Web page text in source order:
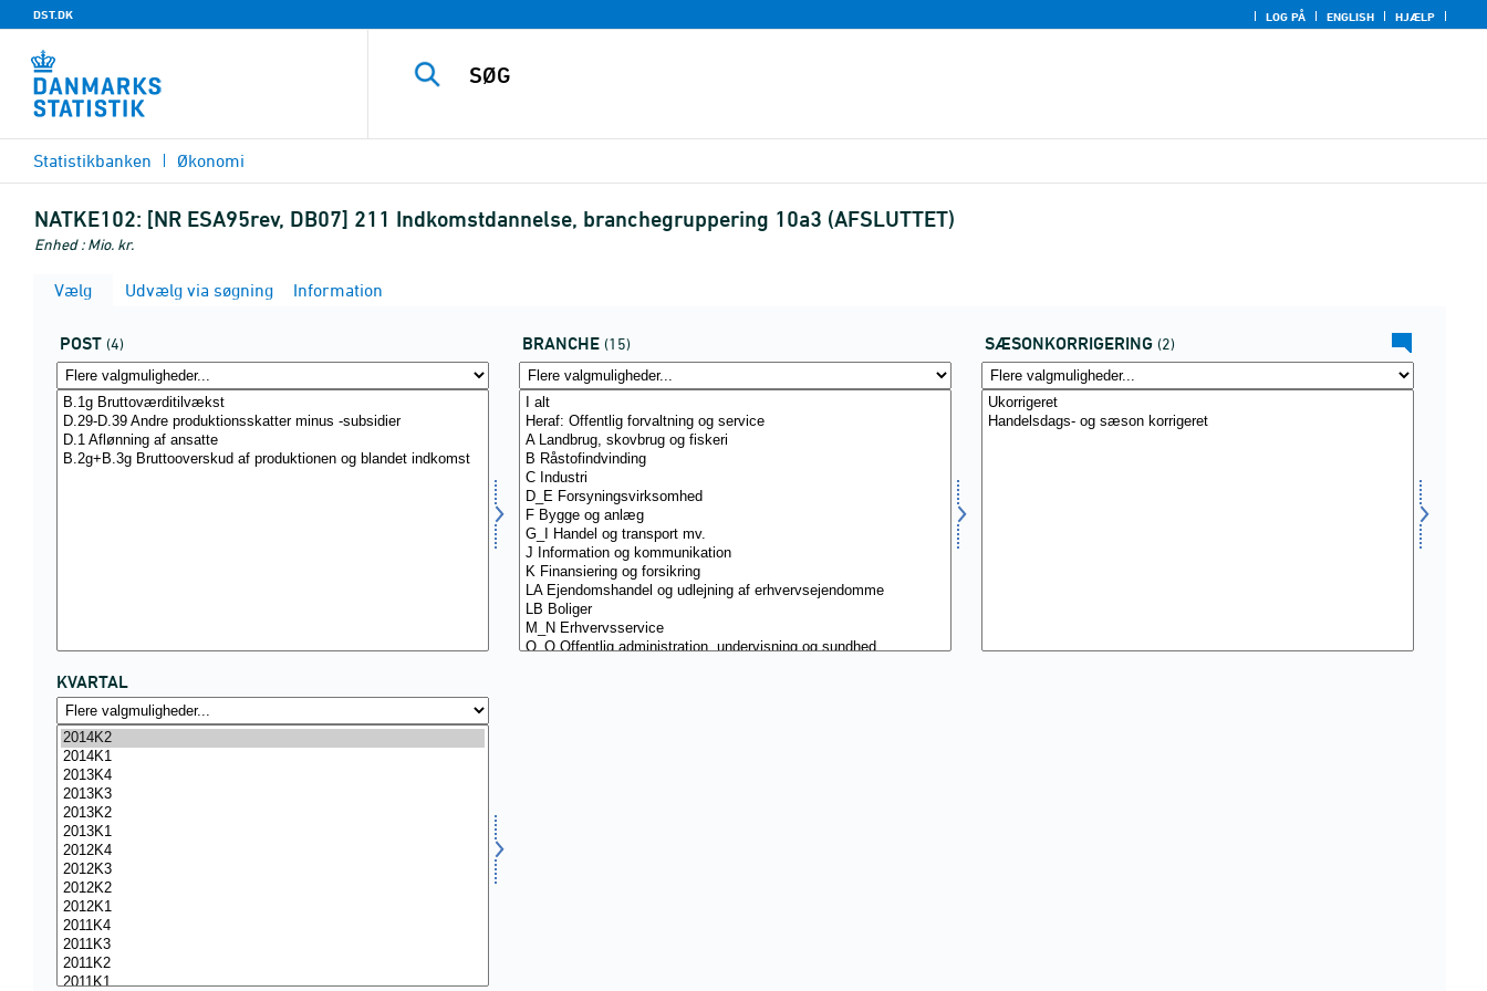
DST.DK LOG PÅ ENGLISH HJÆLP
Statistikbanken Økonomi
NATKE102: [NR ESA95rev, DB07] 211 Indkomstdannelse, branchegruppering 10a3 (AFSLUTTET)
Enhed : Mio. kr.
Vælg Udvælg via søgning Information
POST (4) BRANCHE (15) SÆSONKORRIGERING (2)
KVARTAL